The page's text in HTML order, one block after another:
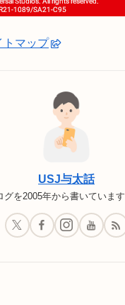
トマップ
USJ与太話
グを2005年から書いています